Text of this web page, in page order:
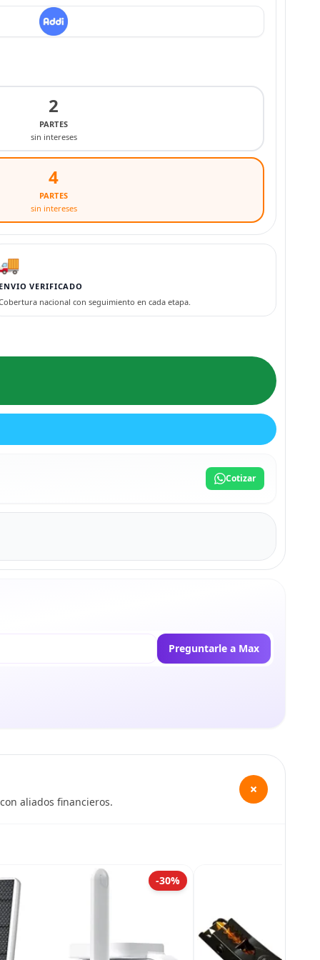
2
PARTES
sin intereses
4
PARTES
sin intereses
🚚
ENVIO VERIFICADO
nacional con seguimiento en cada etapa.
Cotizar
Preguntarle a Max
aliados financieros.
+
-30%